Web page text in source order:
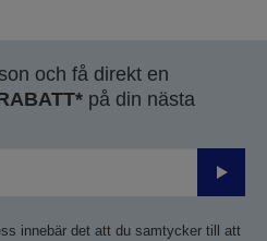
och få direkt en
på din nästa
Skicka
innebär det att du samtycker till att